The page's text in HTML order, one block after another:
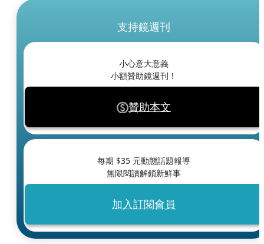
支持鏡週刊
小心意大意義
小額贊助鏡週刊！
贊助本文
每期 $35 元動態話題報導
無限閱讀解鎖新鮮事
加入訂閱會員